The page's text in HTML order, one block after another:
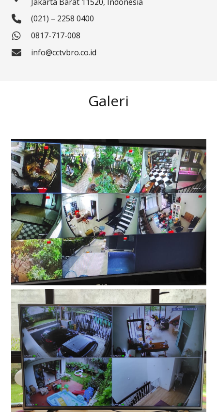
(021) – 2258 0400
0817-717-008
info@cctvbro.co.id
Galeri